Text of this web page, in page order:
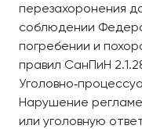
перезахоронения
соблюдении
погребении и
правил СанПиН
Нарушение
или уголовную